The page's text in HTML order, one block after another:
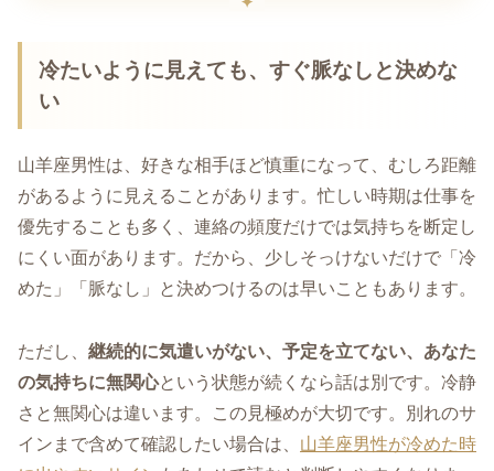
冷たいように見えても、すぐ脈なしと決めな
い
山羊座男性は、好きな相手ほど慎重になって、むしろ距離
があるように見えることがあります。忙しい時期は仕事を
優先することも多く、連絡の頻度だけでは気持ちを断定し
にくい面があります。だから、少しそっけないだけで「冷
めた」「脈なし」と決めつけるのは早いこともあります。
ただし、 継続的に気遣いがない、予定を立てない、あなた
の気持ちに無関心という状態が続くなら話は別です。冷静
さと無関心は違います。この見極めが大切です。別れのサ
インまで含めて確認したい場合は、 山羊座男性が冷めた時